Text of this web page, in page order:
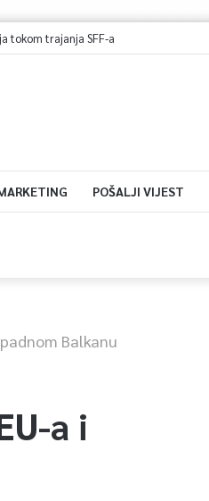
POŠALJI VIJEST
Balkanu
a i